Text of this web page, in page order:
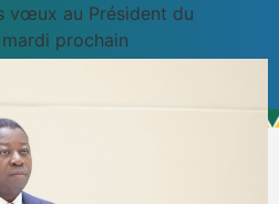
vœux au Président du
prochain